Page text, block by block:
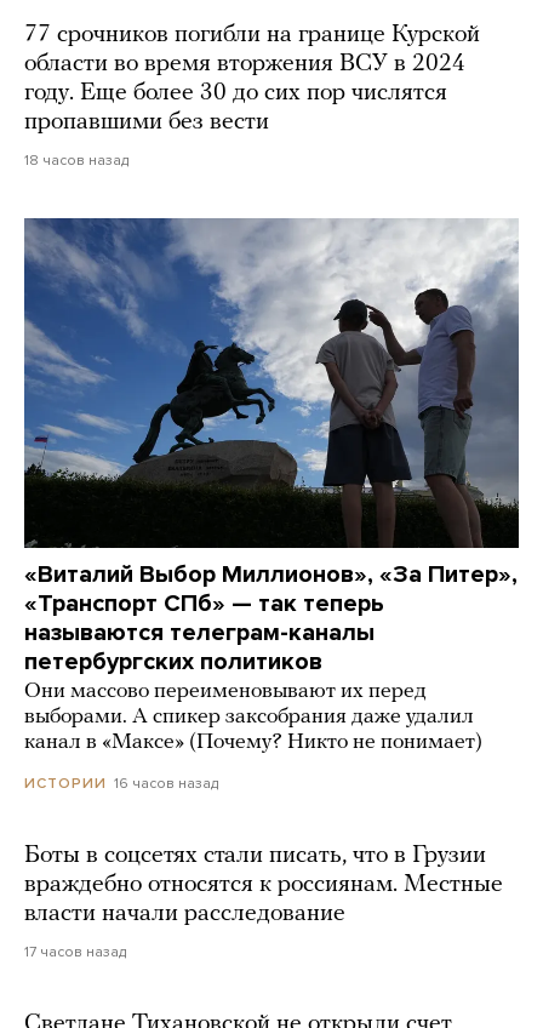
77 срочников погибли на границе Курской
области во время вторжения ВСУ в 2024
году. Еще более 30 до сих пор числятся
пропавшими без вести
18 часов назад
«Виталий Выбор Миллионов», «За Питер»,
«Транспорт СПб» — так теперь
называются телеграм-каналы
петербургских политиков
Они массово переименовывают их перед
выборами. А спикер заксобрания даже удалил
канал в «Максе» (Почему? Никто не понимает)
ИСТОРИИ 16 часов назад
Боты в соцсетях стали писать, что в Грузии
враждебно относятся к россиянам. Местные
власти начали расследование
17 часов назад